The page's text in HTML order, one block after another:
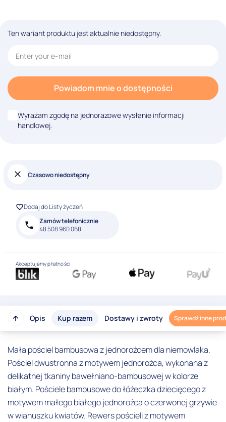
Ten wariant produktu jest aktualnie niedostępny.
Powiadom mnie o dostępności
Wyrażam zgodę na jednorazowe wysłanie informacji
handlowej.
Czasowo niedostępny
Dodaj do Listy życzeń
Zamów telefonicznie
48 508 960 068
Akceptujemy płatności
Opis Kup razem Dostawy i zwroty Sprawdź inne
Mała pościel bambusowa z jednorożcem dla niemowlaka.
Pościel dwustronna z motywem jednorożca, wykonana z
delikatnej tkaniny bawełniano-bambusowej w kolorze
białym. Pościele bambusowe do łóżeczka dziecięcego z
motywem małego białego jednorożca o czerwonej grzywie
w wianuszku kwiatów. Rewers pościeli z motywem